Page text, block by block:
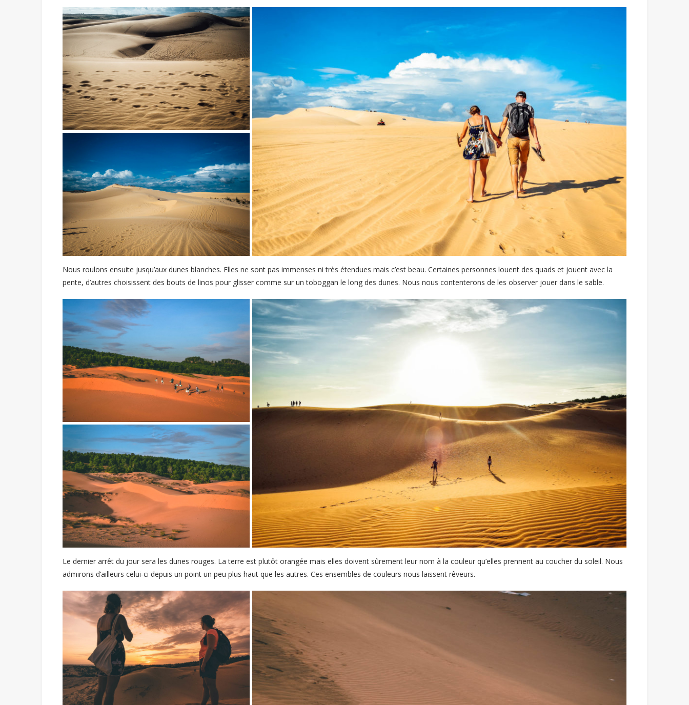
Nous roulons ensuite jusqu’aux dunes blanches. Elles ne sont pas immenses ni très étendues mais c’est beau. Certaines personnes louent des quads et jouent avec la
pente, d’autres choisissent des bouts de linos pour glisser comme sur un toboggan le long des dunes. Nous nous contenterons de les observer jouer dans le sable.
Le dernier arrêt du jour sera les dunes rouges. La terre est plutôt orangée mais elles doivent sûrement leur nom à la couleur qu’elles prennent au coucher du soleil. Nous
admirons d’ailleurs celui-ci depuis un point un peu plus haut que les autres. Ces ensembles de couleurs nous laissent rêveurs.